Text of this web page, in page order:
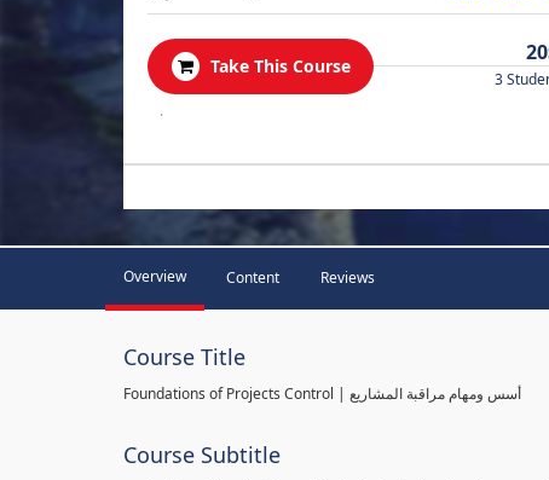
Take This Course
3
.
Overview Content Reviews
Course Title
Foundations of Projects Control | أسس ومهام مراقبة المشاريع
Course Subtitle